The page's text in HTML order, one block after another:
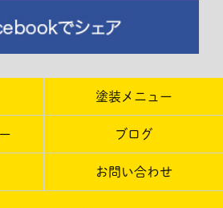
塗装メニュー
ブログ
お問い合わせ